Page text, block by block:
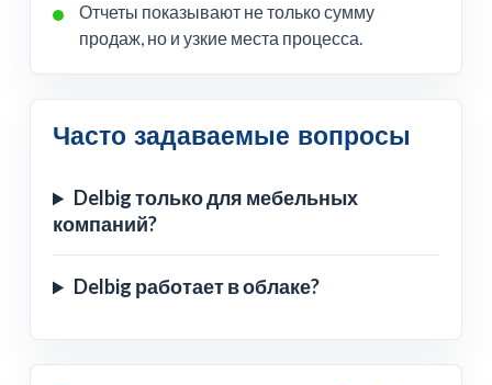
Отчеты показывают не только сумму
продаж, но и узкие места процесса.
Часто задаваемые вопросы
Delbig только для мебельных
компаний?
Delbig работает в облаке?